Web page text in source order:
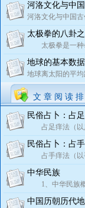
河洛文化与中
河洛文化与中国
太极拳的八卦
太极拳是一种
地球的基本数据
地球离太阳的平
文 章 阅 读
民俗占卜：占
占足痒法（以
民俗占卜：占
占手痒法（以
中华民族
1、中华民族
中国历朝历代